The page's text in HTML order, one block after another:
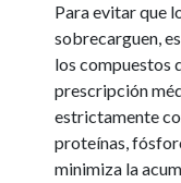
Para evitar que
sobrecarguen,
los compuestos
prescripción
estrictamente
proteínas,
minimiza la